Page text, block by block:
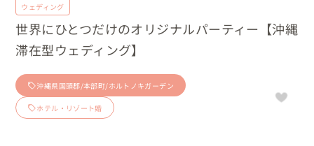
ウェディング
世界にひとつだけのオリジナルパーティー【沖縄
滞在型ウェディング】
沖縄県国頭郡/本部町/ホルトノキガーデン
ホテル・リゾート婚